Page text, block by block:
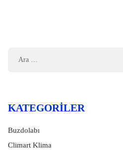
KATEGORILER
Buzdolabı
Climart Klima